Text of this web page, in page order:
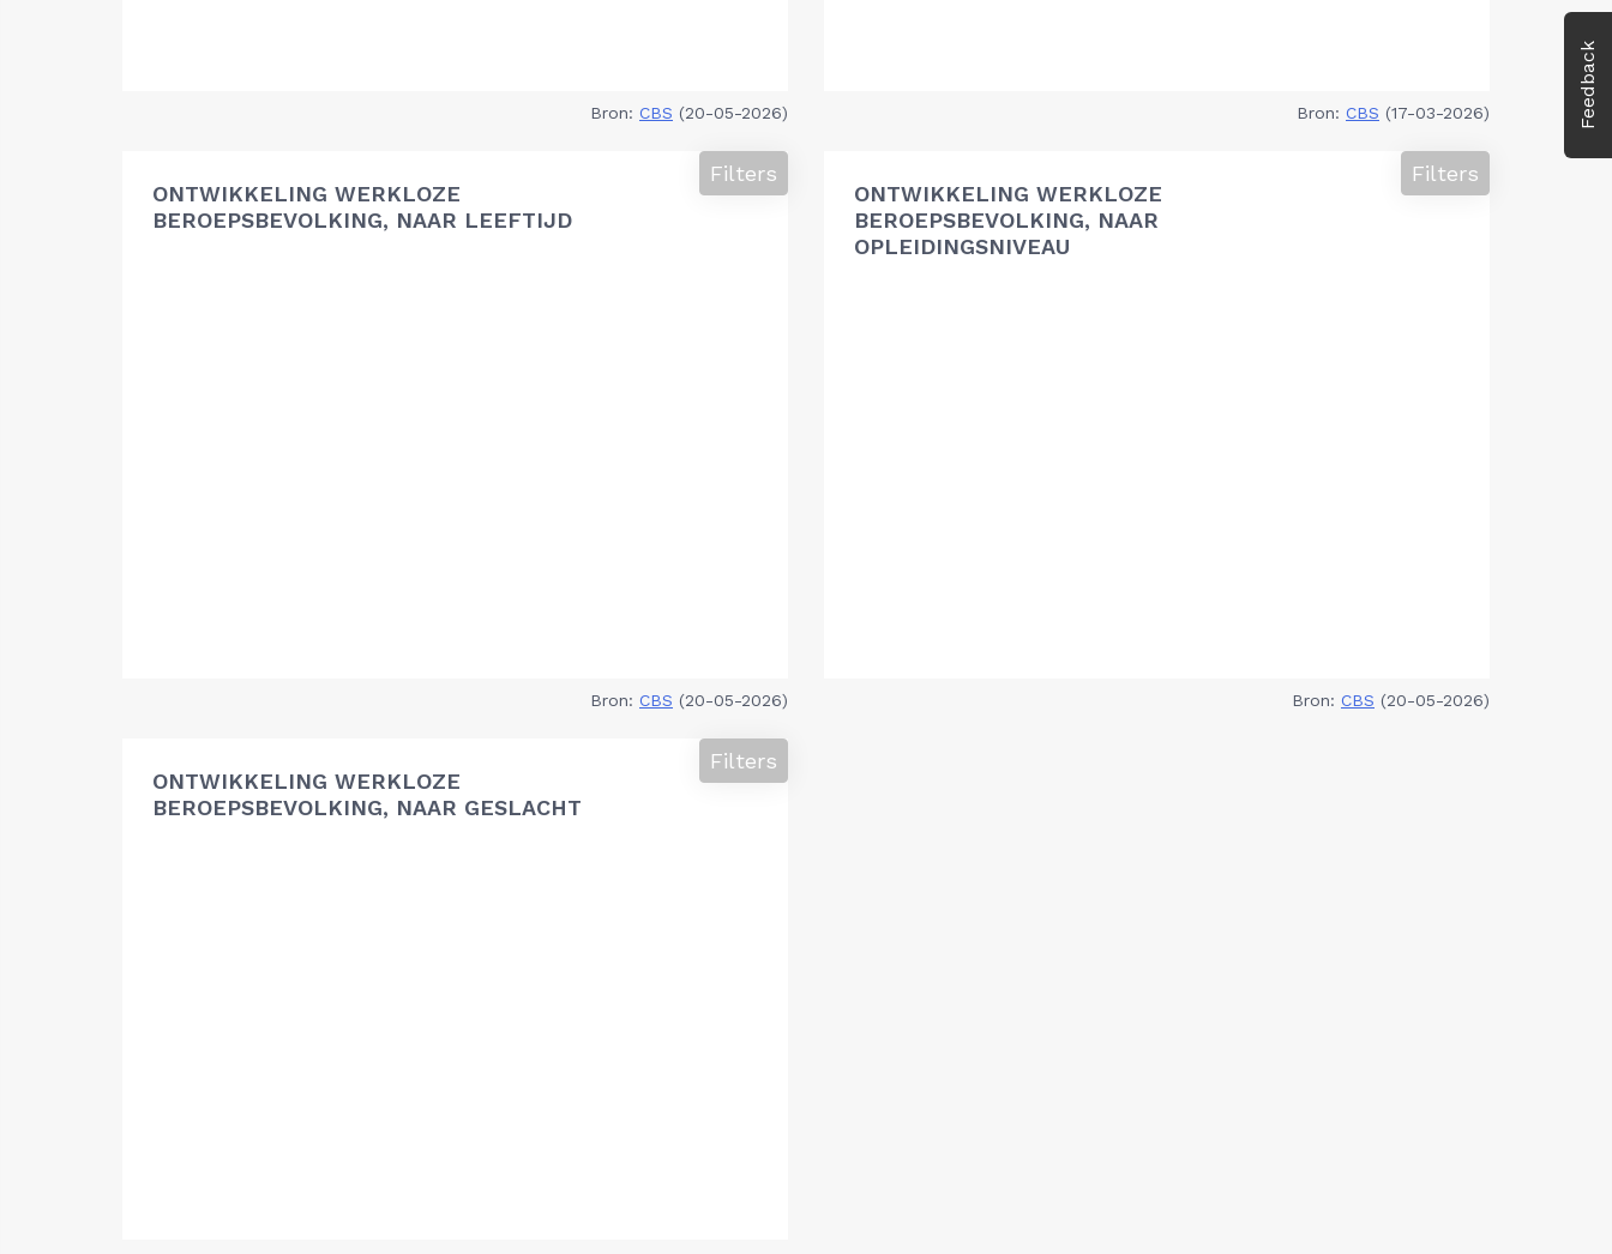
Feedback
Bron: CBS (20-05-2026) Bron: CBS (17-03-2026)
ONTWIKKELING WERKLOZE
BEROEPSBEVOLKING, NAAR LEEFTIJD
Filters
Bron: CBS (20-05-2026)
ONTWIKKELING WERKLOZE
BEROEPSBEVOLKING, NAAR
OPLEIDINGSNIVEAU
Filters
Bron: CBS (20-05-2026)
ONTWIKKELING WERKLOZE
BEROEPSBEVOLKING, NAAR GESLACHT
Filters